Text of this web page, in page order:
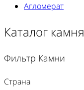
Агломерат
Каталог камня
Фильтр Камни
Страна